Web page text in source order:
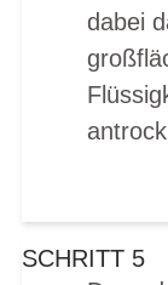
dabei
SCHRITT 5